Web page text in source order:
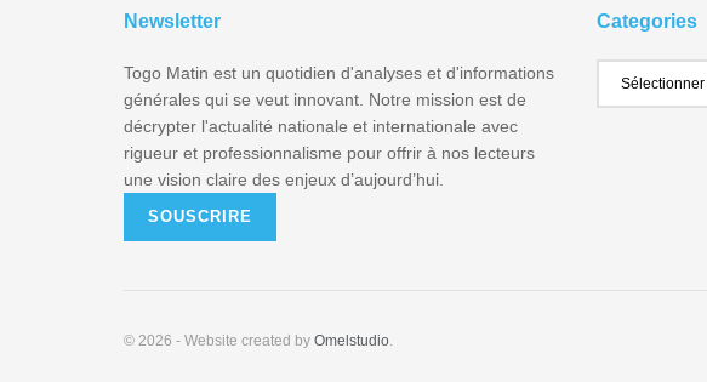
Newsletter
Togo Matin est un quotidien d'analyses et d'informations
générales qui se veut innovant. Notre mission est de
décrypter l'actualité nationale et internationale avec
rigueur et professionnalisme pour offrir à nos lecteurs
une vision claire des enjeux d’aujourd’hui.
SOUSCRIRE
Categories
© 2026 - Website created by Omelstudio